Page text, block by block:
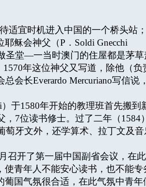
宜时机进入中国的一个桥头站；
稣会神父（P．Soldi Gnecchi
圣堂—一当时澳门的住屋都是茅草
年这位神父又写道，除他（负
会长Everardo Mercuriano写信说
于1580年开始的教理班首先搬到
7位读书修士。过了二年（1584
萄牙文外，还学算术、拉丁文及音
召开了第一届中国副省会议，在
青年人不能安心读书，也不能专
国气氛很合适，在此气氛中青年